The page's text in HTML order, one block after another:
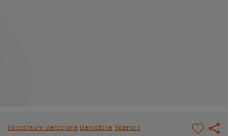
Grossraum Barcelona Barcelona Spanien